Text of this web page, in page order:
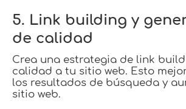
5. Link building y
de calidad
Crea una estrategia de link
calidad a tu sitio web. Esto
los resultados de búsqueda y
sitio web.